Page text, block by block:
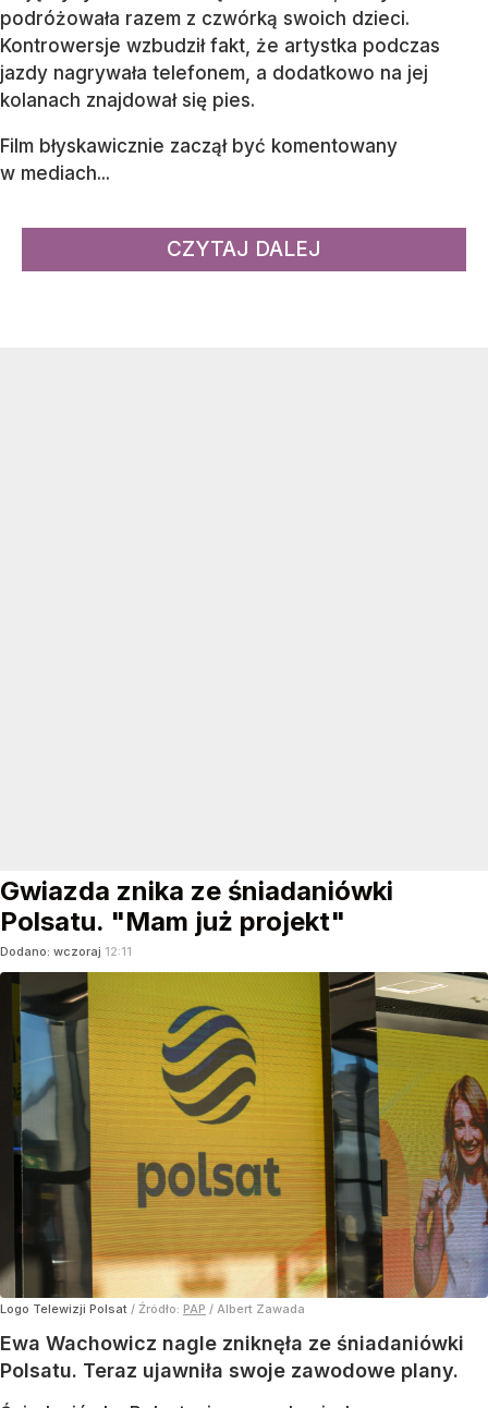
podróżowała razem z czwórką swoich dzieci.
Kontrowersje wzbudził fakt, że artystka podczas
jazdy nagrywała telefonem, a dodatkowo na jej
kolanach znajdował się pies.
Film błyskawicznie zaczął być komentowany
w mediach...
CZYTAJ DALEJ
Gwiazda znika ze śniadaniówki
Polsatu. "Mam już projekt"
Dodano: wczoraj 12:11
Logo Telewizji Polsat / Źródło: PAP / Albert Zawada
Ewa Wachowicz nagle zniknęła ze śniadaniówki
Polsatu. Teraz ujawniła swoje zawodowe plany.